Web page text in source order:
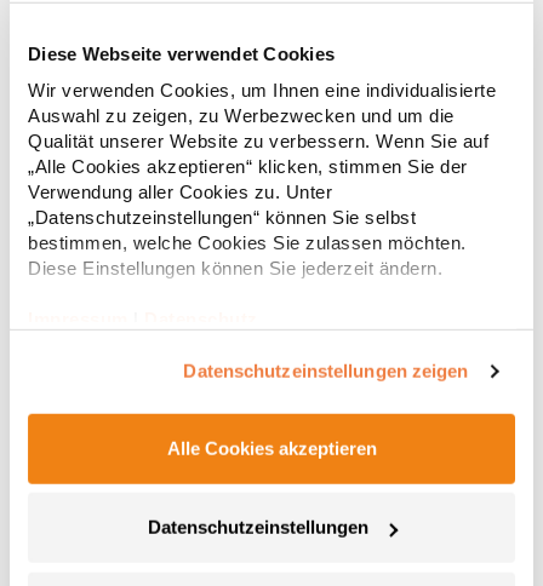
Diese Webseite verwendet Cookies
Wir verwenden Cookies, um Ihnen eine individualisierte
Auswahl zu zeigen, zu Werbezwecken und um die
Qualität unserer Website zu verbessern. Wenn Sie auf
„Alle Cookies akzeptieren“ klicken, stimmen Sie der
Verwendung aller Cookies zu. Unter
„Datenschutzeinstellungen“ können Sie selbst
bestimmen, welche Cookies Sie zulassen möchten.
Diese Einstellungen können Sie jederzeit ändern.
Datenschutzeinstellungen zeigen
Alle Cookies akzeptieren
Datenschutzeinstellungen
Tailliertes Kurzarm-Poloshirt für Damen aus zertifizierter Bio-
Baumwolle Kragen und Ärmelbündchen aus 1x1-Rippe
Knopfleiste mit zwei Knöpfen Verstärkte Nahtabdeckung am
Kragen Seitenschlitze am Saum Herausreißbares
LabelPfegehinweis: 40 °C waschbarBügeln erlaubtGrammatur:
210 g/m²Materialzusammensetzung: 100% Baumwolle (Heather
Grey: 85% Baumwolle / 15% Viskose)Angaben zur
Spanien E-Mail: info@gorfactory.es
ab12,55 € *
* Preise inkl. gesetzlicher Mwst. +Versandkosten *